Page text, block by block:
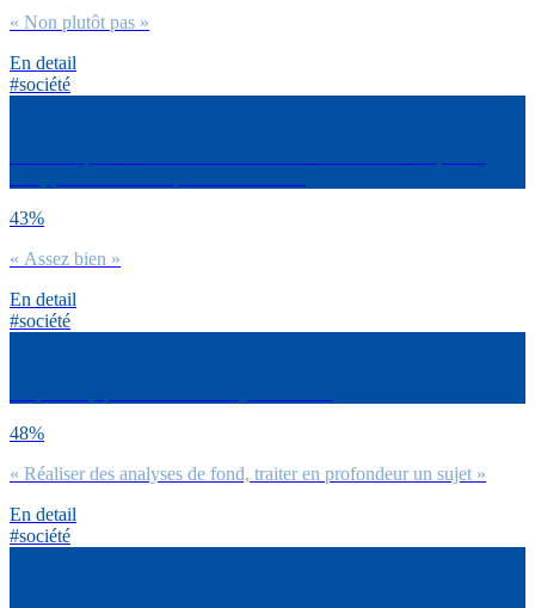
« Non plutôt pas »
En detail
#société
43%
« Assez bien »
En detail
#société
48%
« Réaliser des analyses de fond, traiter en profondeur un sujet »
En detail
#société